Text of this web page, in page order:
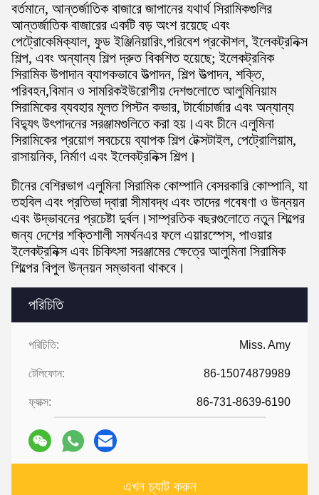
পরিচিতি
পরিচিতি: Miss. Amy
টেলিফোন: 86-15074879989
ফ্যাক্স: 86-731-8639-6190
এখন চ্যাট করুন
বর্তমানে, আন্তর্জাতিক বাজারে জাপানের যথার্থ সিরামিকগুলির
আন্তর্জাতিক বাজারের একটি বড় অংশ রয়েছে এবং
পেট্রোকেমিক্যাল, ফুড ইঞ্জিনিয়ারিং,পরিবেশ প্রকৌশল, ইলেকট্রনিক্স
শিল্প, এবং অন্যান্য শিল্প দ্রুত বিকশিত হয়েছে; ইলেকট্রনিক
সিরামিক উপাদান ব্যাপকভাবে উত্পাদন, শিল্প উত্পাদন, শক্তি,
পরিবহন,বিমান ও সামরিকইউরোপীয় দেশগুলোতে আলুমিনিয়াম
সিরামিকের ব্যবহার মূলত পিস্টন কভার, টার্বোচার্জার এবং অন্যান্য
বিদ্যুৎ উৎপাদনের সরঞ্জামগুলিতে করা হয়।এবং চীনে এলুমিনা
সিরামিকের প্রয়োগ সবচেয়ে ব্যাপক শিল্প টেক্সটাইল, পেট্রোলিয়াম,
রাসায়নিক, নির্মাণ এবং ইলেকট্রনিক্স শিল্প।
চীনের বেশিরভাগ এলুমিনা সিরামিক কোম্পানি বেসরকারি কোম্পানি, যা
তহবিল এবং প্রতিভা দ্বারা সীমাবদ্ধ এবং তাদের গবেষণা ও উন্নয়ন
এবং উদ্ভাবনের প্রচেষ্টা দুর্বল।সাম্প্রতিক বছরগুলোতে নতুন শিল্পের
জন্য দেশের শক্তিশালী সমর্থনএর ফলে এয়ারস্পেস, পাওয়ার
ইলেকট্রনিক্স এবং চিকিৎসা সরঞ্জামের ক্ষেত্রে আলুমিনা সিরামিক
শিল্পের বিপুল উন্নয়ন সম্ভাবনা থাকবে।